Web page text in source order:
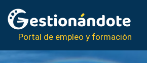
Portal de empleo y formación